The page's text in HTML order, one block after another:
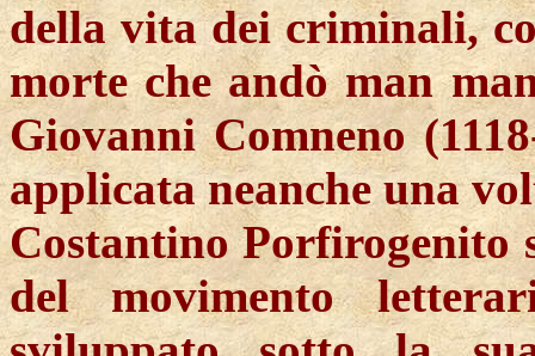
della vita dei criminali,
morte che andò man
GiovanniComneno
applicata neanche una
Costantino Porfirogenito
del movimento